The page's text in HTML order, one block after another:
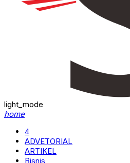
light_mode
home
4
ADVETORIAL
ARTIKEL
Bisnis